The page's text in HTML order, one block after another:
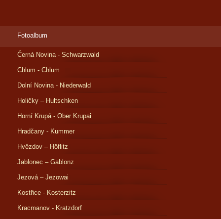
Fotoalbum
Černá Novina - Schwarzwald
Chlum - Chlum
Dolní Novina - Niederwald
Holičky – Hultschken
Horní Krupá - Ober Krupai
Hradčany - Kummer
Hvězdov – Höflitz
Jablonec – Gablonz
Jezová – Jezowai
Kostřice - Kosterzitz
Kracmanov - Kratzdorf